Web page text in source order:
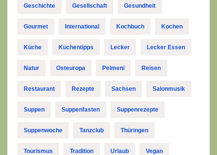
Geschichte Gesellschaft Gesundheit
Gourmet International Kochbuch Kochen
Küche Küchentipps Lecker Lecker Essen
Natur Osteuropa Pelmeni Reisen
Restaurant Rezepte Sachsen Salonmusik
Suppen Suppenfasten Suppenrezepte
Suppenwoche Tanzclub Thüringen
Tourismus Tradition Urlaub Vegan